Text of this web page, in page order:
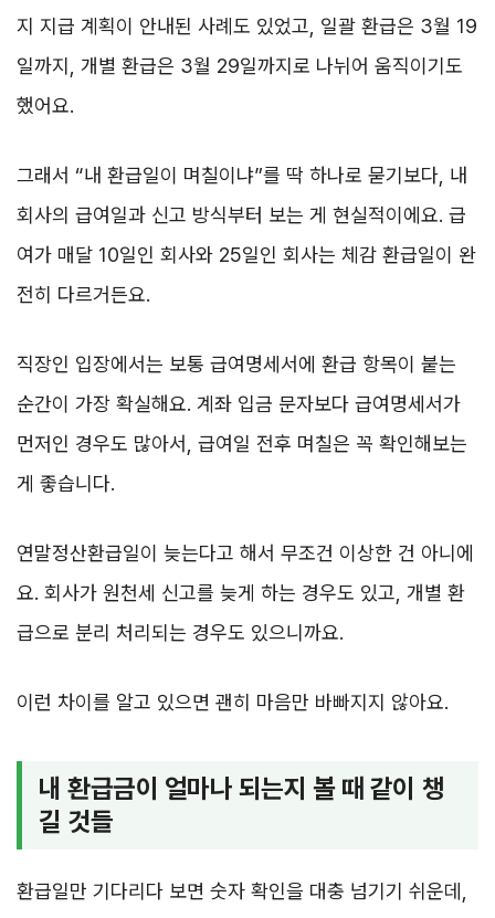
지 지급 계획이 안내된 사례도 있었고, 일괄 환급은 3월 19
일까지, 개별 환급은 3월 29일까지로 나뉘어 움직이기도
했어요.
그래서 “내 환급일이 며칠이냐”를 딱 하나로 묻기보다, 내
회사의 급여일과 신고 방식부터 보는 게 현실적이에요. 급
여가 매달 10일인 회사와 25일인 회사는 체감 환급일이 완
전히 다르거든요.
직장인 입장에서는 보통 급여명세서에 환급 항목이 붙는
순간이 가장 확실해요. 계좌 입금 문자보다 급여명세서가
먼저인 경우도 많아서, 급여일 전후 며칠은 꼭 확인해보는
게 좋습니다.
연말정산환급일이 늦는다고 해서 무조건 이상한 건 아니에
요. 회사가 원천세 신고를 늦게 하는 경우도 있고, 개별 환
급으로 분리 처리되는 경우도 있으니까요.
이런 차이를 알고 있으면 괜히 마음만 바빠지지 않아요.
내 환급금이 얼마나 되는지 볼 때 같이 챙
길 것들
환급일만 기다리다 보면 숫자 확인을 대충 넘기기 쉬운데,